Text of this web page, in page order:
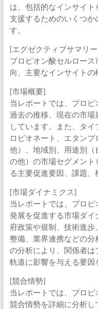
は、包括的なインサイ
支援するためのいくつか
す。
[エグゼクティブサマリ
プロピオン酸セルロー
向、主要なインサイトの
[市場概要]
当レポートでは、プロピ
過去の推移、現在の市
しています。また、タ
ロピオネート、エタン
他）、地域別、用途別
の他）の市場セグメン
る主要促進要因、課題、
[市場ダイナミクス]
当レポートでは、プロ
発展を促進する市場ダ
府政策や規制、技術進
整備、業界連携などの分
の分析により、関係者
軌道に影響を与える要因
[競合情勢]
当レポートでは、プロ
競合情勢を詳細に分析